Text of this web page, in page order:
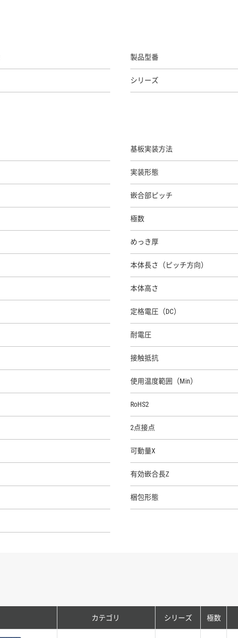
製品型番
シリーズ
基板実装方法
実装形態
嵌合部ピッチ
極数
めっき厚
本体長さ（ピッチ方向）
本体高さ
定格電圧（DC）
耐電圧
接触抵抗
使用温度範囲（Min）
RoHS2
2点接点
可動量X
有効嵌合長Z
梱包形態
カテゴリ シリーズ 極数